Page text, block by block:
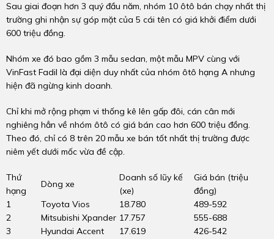
Sau giai đoạn hơn 3 quý đầu năm, nhóm 10 ôtô bán chạy nhất thị
trường ghi nhận sự góp mặt của 5 cái tên có giá khởi điểm dưới
600 triệu đồng.
Nhóm xe đó bao gồm 3 mẫu sedan, một mẫu MPV cùng với
VinFast Fadil là đại diện duy nhất của nhóm ôtô hạng A nhưng
hiện đã ngừng kinh doanh.
Chỉ khi mở rộng phạm vi thống kê lên gấp đôi, cán cân mới
nghiêng hẳn về nhóm ôtô có giá bán cao hơn 600 triệu đồng.
Theo đó, chỉ có 8 trên 20 mẫu xe bán tốt nhất thị trường được
niêm yết dưới mốc vừa đề cập.
Thứ
hạng
Dòng xe
Doanh số lũy kế
(xe)
Giá bán (triệu
đồng)
1
Toyota Vios 18.780
489-592
2
Mitsubishi Xpander 17.757
555-688
3
Hyundai Accent 17.619
426-542